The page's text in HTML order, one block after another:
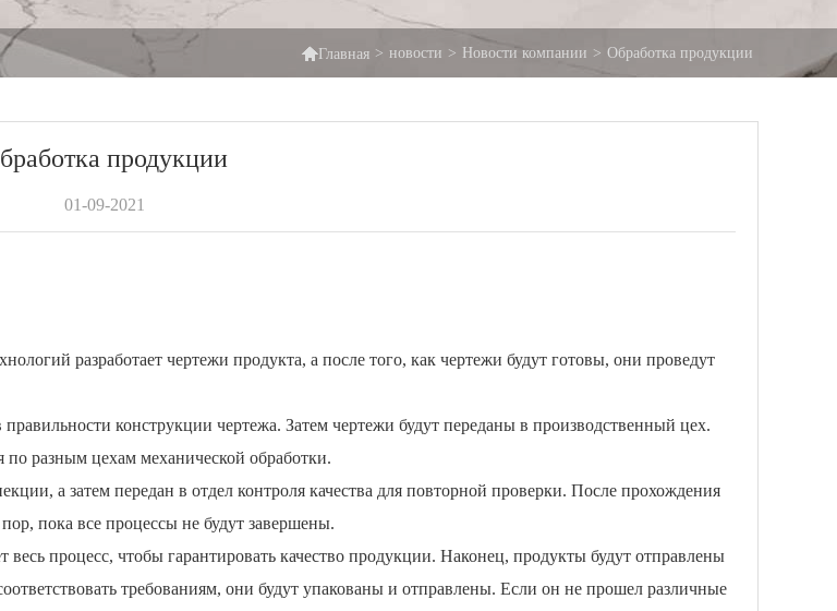
 Главная > новости > Новости компании > Обработка продукции
продукции
01-09-2021
разработает чертежи продукта, а после того, как чертежи будут готовы, они проведут
конструкции чертежа. Затем чертежи будут переданы в производственный цех.
разным цехам механической обработки.
а затем передан в отдел контроля качества для повторной проверки. После прохождения
пока все процессы не будут завершены.
процесс, чтобы гарантировать качество продукции. Наконец, продукты будут отправлены
требованиям, они будут упакованы и отправлены. Если он не прошел различные